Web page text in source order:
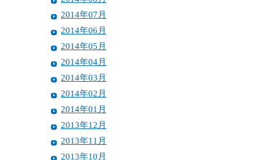
2014年07月
2014年06月
2014年05月
2014年04月
2014年03月
2014年02月
2014年01月
2013年12月
2013年11月
2013年10月